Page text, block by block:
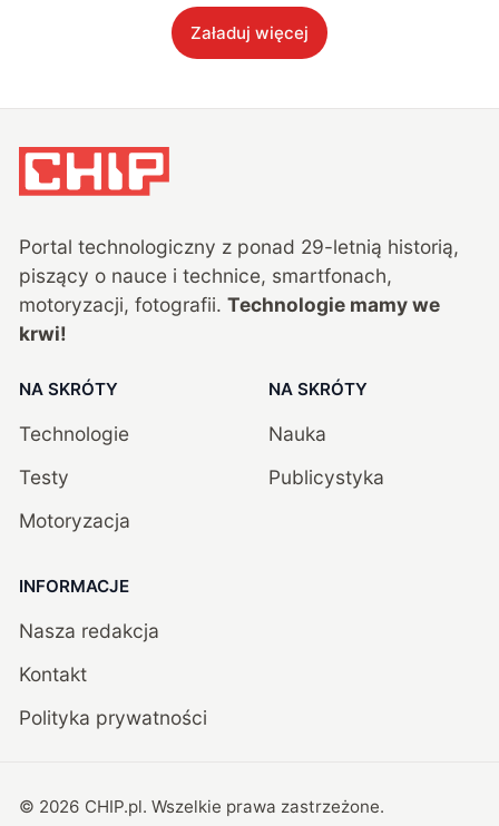
Załaduj więcej
Portal technologiczny z ponad 29-letnią historią,
piszący o nauce i technice, smartfonach,
motoryzacji, fotografii. Technologie mamy we
krwi!
NA SKRÓTY
Technologie
Testy
Motoryzacja
NA SKRÓTY
Nauka
Publicystyka
INFORMACJE
Nasza redakcja
Kontakt
Polityka prywatności
© 2026 CHIP.pl. Wszelkie prawa zastrzeżone.